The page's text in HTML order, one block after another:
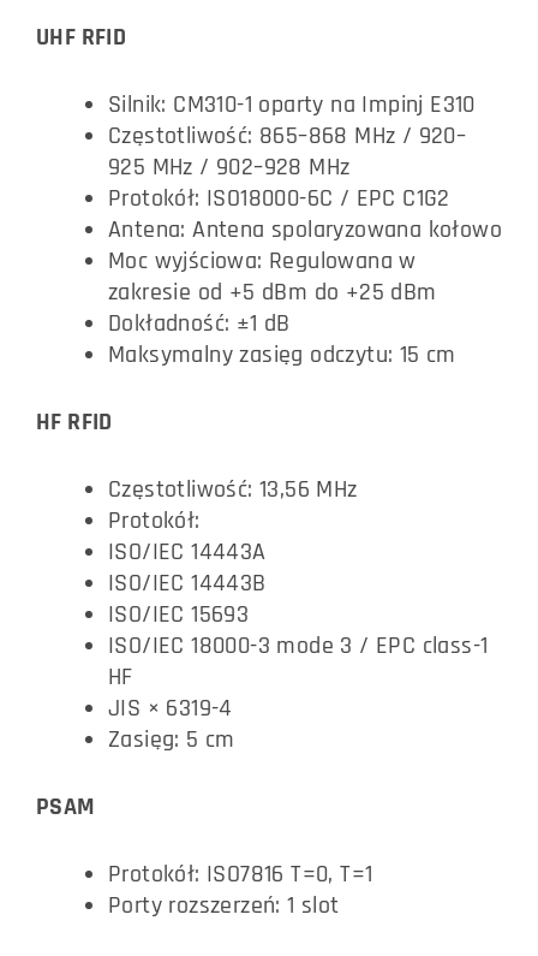
UHF RFID
Silnik: CM310-1 oparty na Impinj E310
Częstotliwość: 865–868 MHz / 920–
925 MHz / 902–928 MHz
Protokół: ISO18000-6C / EPC C1G2
Antena: Antena spolaryzowana kołowo
Moc wyjściowa: Regulowana w
zakresie od +5 dBm do +25 dBm
Dokładność: ±1 dB
Maksymalny zasięg odczytu: 15 cm
HF RFID
Częstotliwość: 13,56 MHz
Protokół:
ISO/IEC 14443A
ISO/IEC 14443B
ISO/IEC 15693
ISO/IEC 18000-3 mode 3 / EPC class-1
HF
JIS × 6319-4
Zasięg: 5 cm
PSAM
Protokół: ISO7816 T=0, T=1
Porty rozszerzeń: 1 slot